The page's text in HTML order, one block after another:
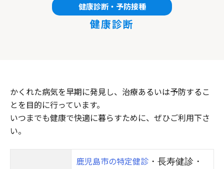
健康診断・予防接種
健康診断
かくれた病気を早期に発見し、治療あるいは予防するこ
とを目的に行っています。
いつまでも健康で快適に暮らすために、ぜひご利用下さ
い。
鹿児島市の特定健診 ・長寿健診・